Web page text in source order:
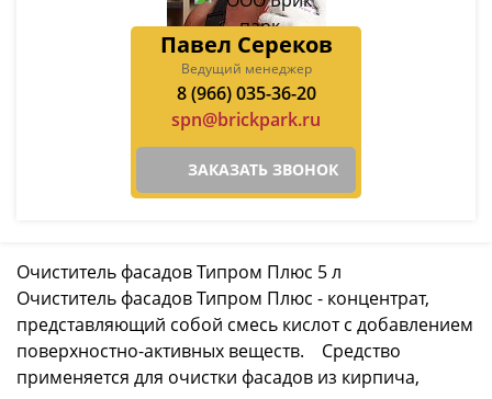
Павел Сереков
Ведущий менеджер
8 (966) 035-36-20
spn@brickpark.ru
ЗАКАЗАТЬ ЗВОНОК
Очиститель фасадов Типром Плюс 5 л
Очиститель фасадов Типром Плюс - концентрат,
представляющий собой смесь кислот с добавлением
поверхностно-активных веществ. Средство
применяется для очистки фасадов из кирпича,